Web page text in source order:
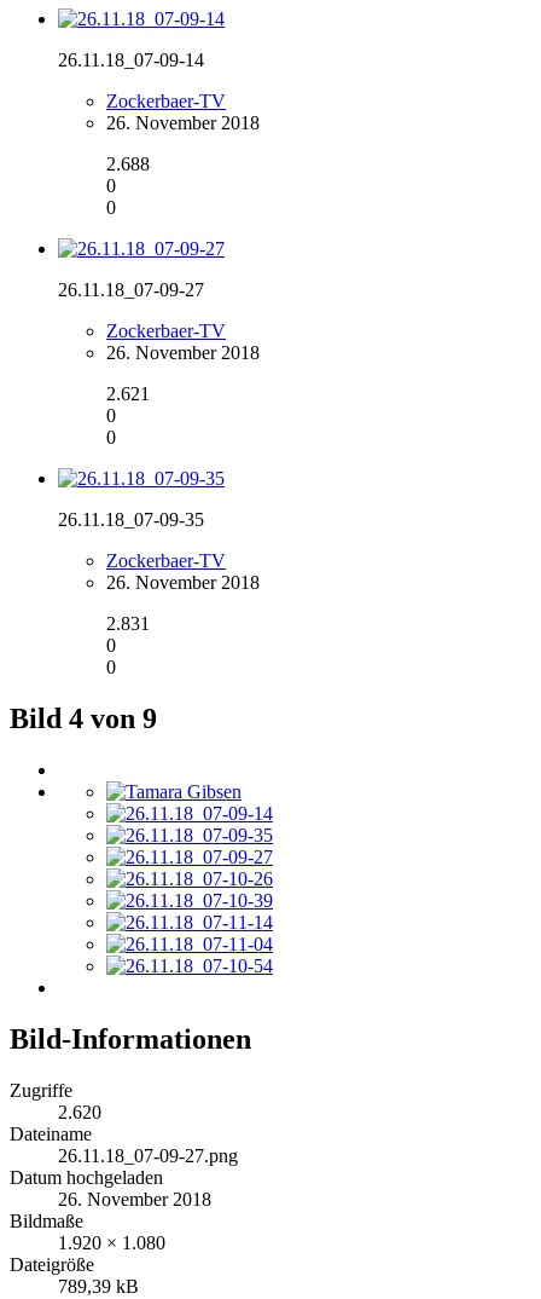
26.11.18_07-09-14
Zockerbaer-TV
26. November 2018
2.688
0
0
26.11.18_07-09-27
Zockerbaer-TV
26. November 2018
2.621
0
0
26.11.18_07-09-35
Zockerbaer-TV
26. November 2018
2.831
0
0
Bild 4 von 9
Bild-Informationen
Zugriffe
2.620
Dateiname
26.11.18_07-09-27.png
Datum hochgeladen
26. November 2018
Bildmaße
1.920 × 1.080
Dateigröße
789,39 kB